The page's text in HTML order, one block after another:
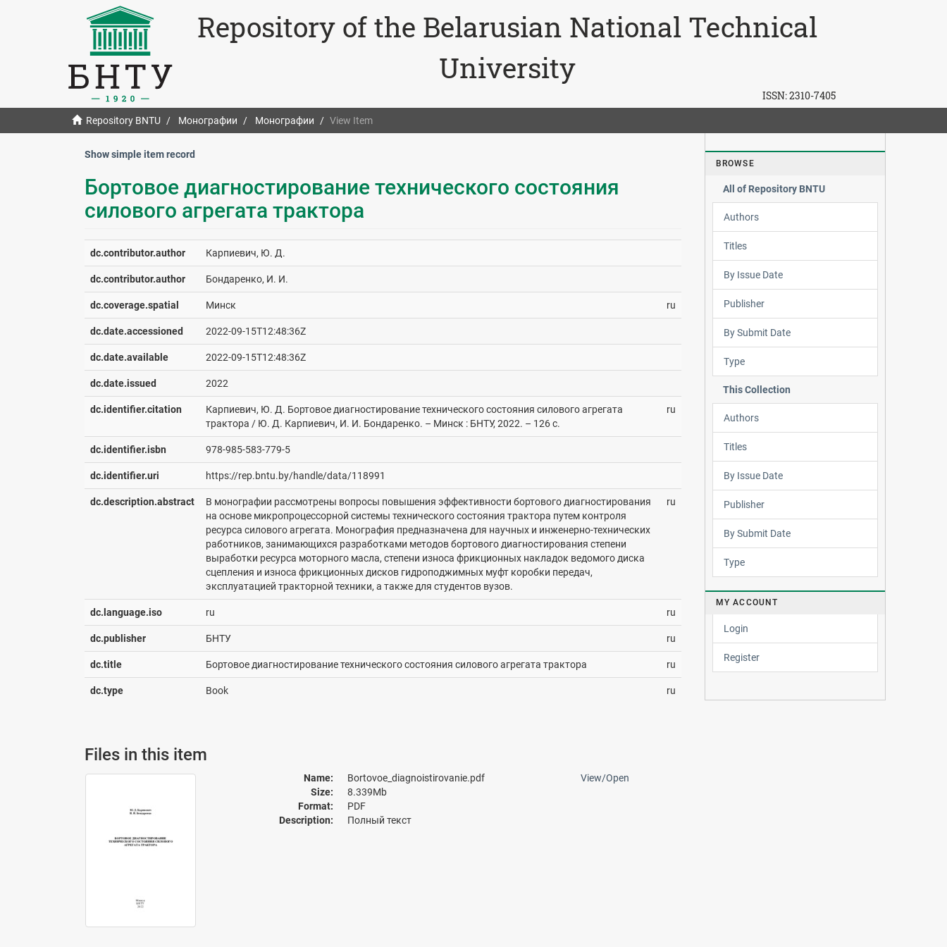
Repository of the Belarusian National Technical
University
ISSN:2310-7405
Repository BNTU Монографии Монографии View Item
Show simple item record
Бортовое диагностирование технического состояния
силового агрегата трактора
dc.contributor.author Карпиевич, Ю. Д.
dc.contributor.author Бондаренко, И. И.
dc.coverage.spatial Минск ru
dc.date.accessioned 2022-09-15T12:48:36Z
dc.date.available 2022-09-15T12:48:36Z
dc.date.issued 2022
dc.identifier.citation
Карпиевич, Ю. Д. Бортовое диагностирование технического состояния силового агрегата
трактора / Ю. Д. Карпиевич, И. И. Бондаренко. – Минск : БНТУ, 2022. – 126 с.
ru
dc.identifier.isbn 978-985-583-779-5
dc.identifier.uri https://rep.bntu.by/handle/data/118991
dc.description.abstract
В монографии рассмотрены вопросы повышения эффективности бортового диагностирования
на основе микропроцессорной системы технического состояния трактора путем контроля
ресурса силового агрегата. Монография предназначена для научных и инженерно-технических
работников, занимающихся разработками методов бортового диагностирования степени
выработки ресурса моторного масла, степени износа фрикционных накладок ведомого диска
сцепления и износа фрикционных дисков гидроподжимных муфт коробки передач,
эксплуатацией тракторной техники, а также для студентов вузов.
ru
dc.language.iso ru ru
dc.publisher БНТУ ru
dc.title Бортовое диагностирование технического состояния силового агрегата трактора ru
dc.type Book ru
Files in this item
Name:
Bortovoe_diagnoistirovanie.pdf
Size:
8.339Mb
Format:
PDF
Description:
Полный текст
View/Open
BROWSE
All of Repository BNTU
Authors
Titles
By Issue Date
Publisher
By Submit Date
Type
This Collection
Authors
Titles
By Issue Date
Publisher
By Submit Date
Type
MY ACCOUNT
Login
Register